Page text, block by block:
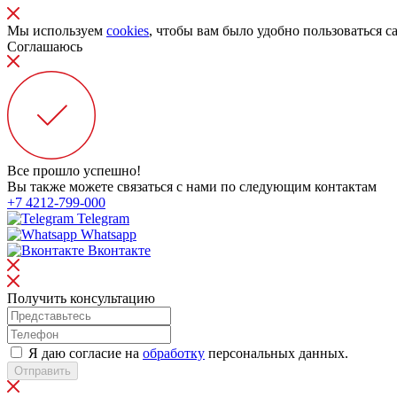
Мы используем cookies, чтобы вам было удобно пользоваться
Соглашаюсь
Все прошло успешно!
Вы также можете связаться с нами по следующим контактам
+7 4212-799-000
Telegram
Whatsapp
Вконтакте
Получить консультацию
Я даю согласие на обработку персональных данных.
Отправить